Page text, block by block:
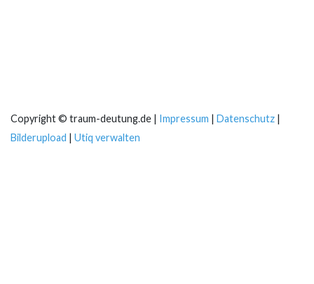
Copyright © traum-deutung.de | Impressum | Datenschutz |
Bilderupload | Utiq verwalten